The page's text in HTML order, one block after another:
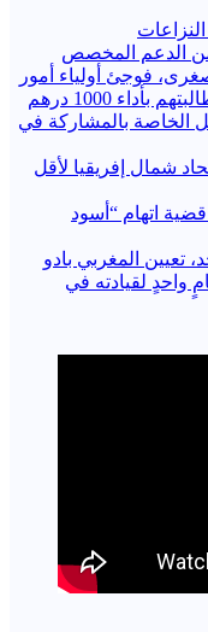
من الدعم المخصص
فوجئ أولياء أمور
لاعبي فئة الكادي في أحد الأندية بمطالبتهم بأداء 1000 درهم
الخاصة بالمشاركة في
شمال إفريقيا لأقل
قضية اتهام “أسود
تعيين المغربي بادو
واحدٍ لقيادته ​في